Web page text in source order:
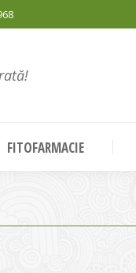
FITOFARMACIE